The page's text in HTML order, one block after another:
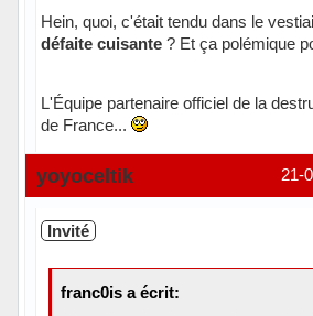
Hein, quoi, c'était tendu dans le
défaite cuisante? Et ça polémique
L'Équipe partenaire officiel de la
de France...
Hors ligne 21-
yoyoceltik
Invité
franc0is a écrit: